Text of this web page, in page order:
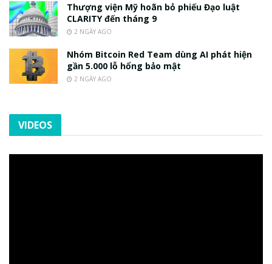
Thượng viện Mỹ hoãn bỏ phiếu Đạo luật
CLARITY đến tháng 9
2 NGÀY AGO
Nhóm Bitcoin Red Team dùng AI phát hiện
gần 5.000 lỗ hổng bảo mật
2 NGÀY AGO
VIDEOS